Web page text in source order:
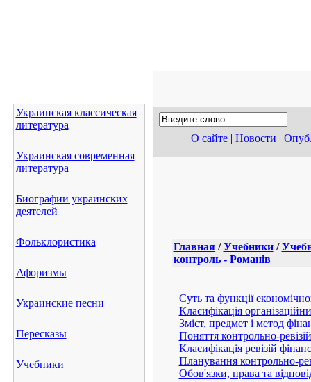
Украинская классическая
литература
Украинская современная
литература
Биографии украинских
деятелей
Фольклористика
Афоризмы
Украинские песни
Пересказы
Учебники
О сайте| Новости|
Главная/Учебники/
контроль - Романів